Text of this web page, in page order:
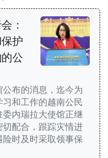
：
护
公
布的消息，迄今为
和工作的越南公民
内瑞拉大使馆正继
配合，跟踪灾情进
时及时采取领事保